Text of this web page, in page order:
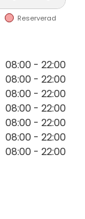
iso keittiö
ison
on
tyhjä klo
Reserverad
08:00 - 22:00
08:00 - 22:00
08:00 - 22:00
08:00 - 22:00
08:00 - 22:00
08:00 - 22:00
08:00 - 22:00